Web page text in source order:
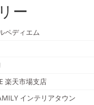
ー
ペディエム
楽天市場支店
インテリアタウン